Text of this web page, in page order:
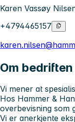
Karen Vassøy
+4794465157
Om bedriften
Vi mener at
Hos Hammer &
overbevisning som
Vi er anerkjente